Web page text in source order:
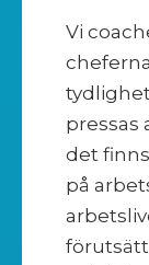
Vi
pressas
det
på